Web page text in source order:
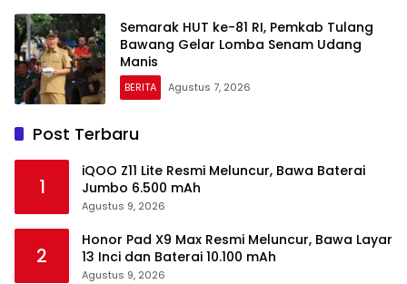
Semarak HUT ke-81 RI, Pemkab Tulang
Bawang Gelar Lomba Senam Udang
Manis
BERITA Agustus 7, 2026
Post Terbaru
1
iQOO Z11 Lite Resmi Meluncur, Bawa Baterai
Jumbo 6.500 mAh
Agustus 9, 2026
2
Honor Pad X9 Max Resmi Meluncur, Bawa Layar
13 Inci dan Baterai 10.100 mAh
Agustus 9, 2026